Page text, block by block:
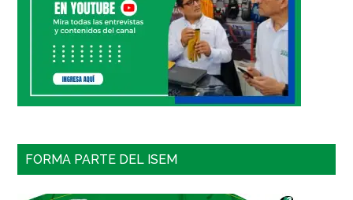
FORMA PARTE DEL ISEM